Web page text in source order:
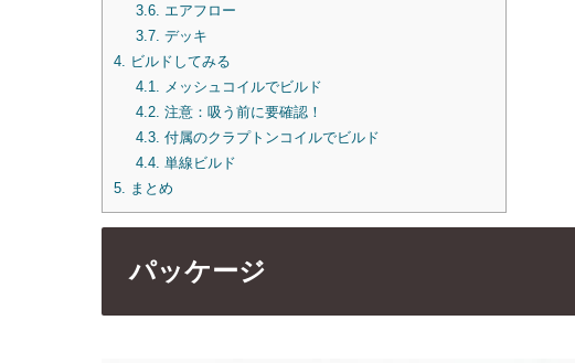
3.6. エアフロー
3.7. デッキ
4.
ビルドしてみる
4.1.
メッシュコイルでビルド
4.2. 注意：吸う前に要確認！
4.3. 付属のクラプトンコイルでビルド
4.4. 単線ビルド
5.
まとめ
パッケージ